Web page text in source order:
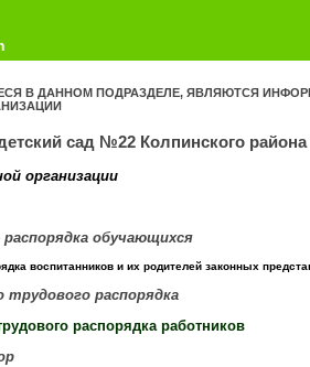
В ДАННОМ ПОДРАЗДЕЛЕ, ЯВЛЯЮТСЯ
сад №22 Колпинского
организации
обучающихся
воспитанников и их родителей законных
трудового распорядка
распорядка работников